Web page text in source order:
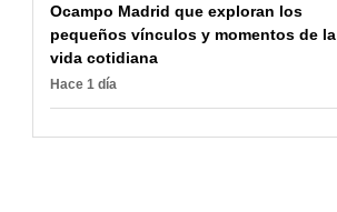
Ocampo Madrid que exploran los
pequeños vínculos y momentos de la
vida cotidiana
Hace 1 día